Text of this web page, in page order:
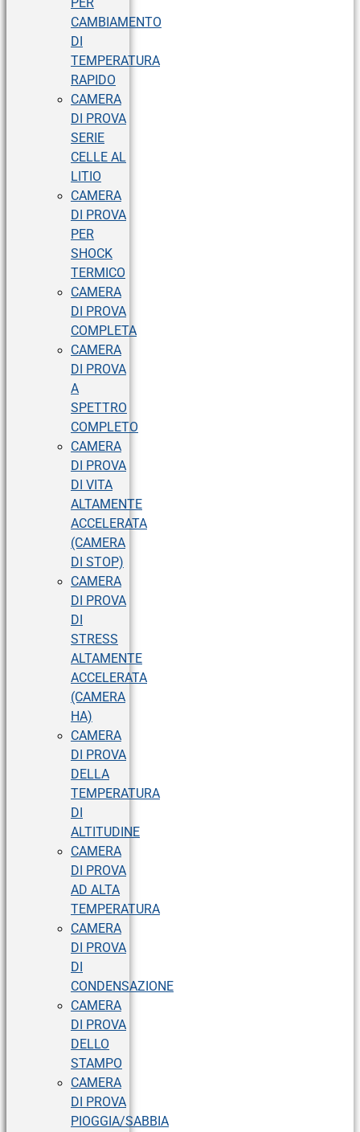
CAMBIAMENTO
DI
TEMPERATURA
RAPIDO
CAMERA
DI PROVA
SERIE
CELLE AL
LITIO
CAMERA
DI PROVA
PER
SHOCK
TERMICO
CAMERA
DI PROVA
COMPLETA
CAMERA
DI PROVA
A
SPETTRO
COMPLETO
CAMERA
DI PROVA
DI VITA
ALTAMENTE
ACCELERATA
(CAMERA
DI STOP)
CAMERA
DI PROVA
DI
STRESS
ALTAMENTE
ACCELERATA
(CAMERA
HA)
CAMERA
DI PROVA
DELLA
TEMPERATURA
DI
ALTITUDINE
CAMERA
DI PROVA
AD ALTA
TEMPERATURA
CAMERA
DI PROVA
DI
CONDENSAZIONE
CAMERA
DI PROVA
DELLO
STAMPO
CAMERA
DI PROVA
PIOGGIA/SABBIA